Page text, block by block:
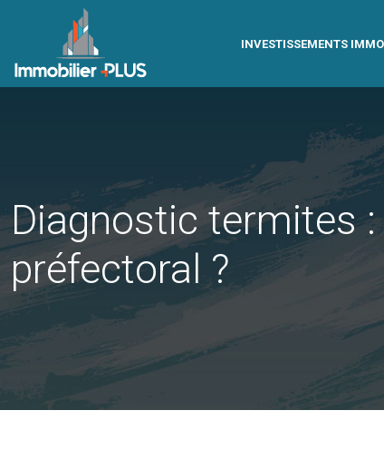
INVESTISSEMENTS
Diagnostic termites
préfectoral ?